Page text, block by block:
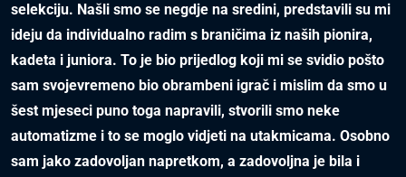
selekciju. Našli smo se negdje na sredini, predstavili su mi
ideju da individualno radim s braničima iz naših pionira,
kadeta i juniora. To je bio prijedlog koji mi se svidio pošto
sam svojevremeno bio obrambeni igrač i mislim da smo u
šest mjeseci puno toga napravili, stvorili smo neke
automatizme i to se moglo vidjeti na utakmicama. Osobno
sam jako zadovoljan napretkom, a zadovoljna je bila i